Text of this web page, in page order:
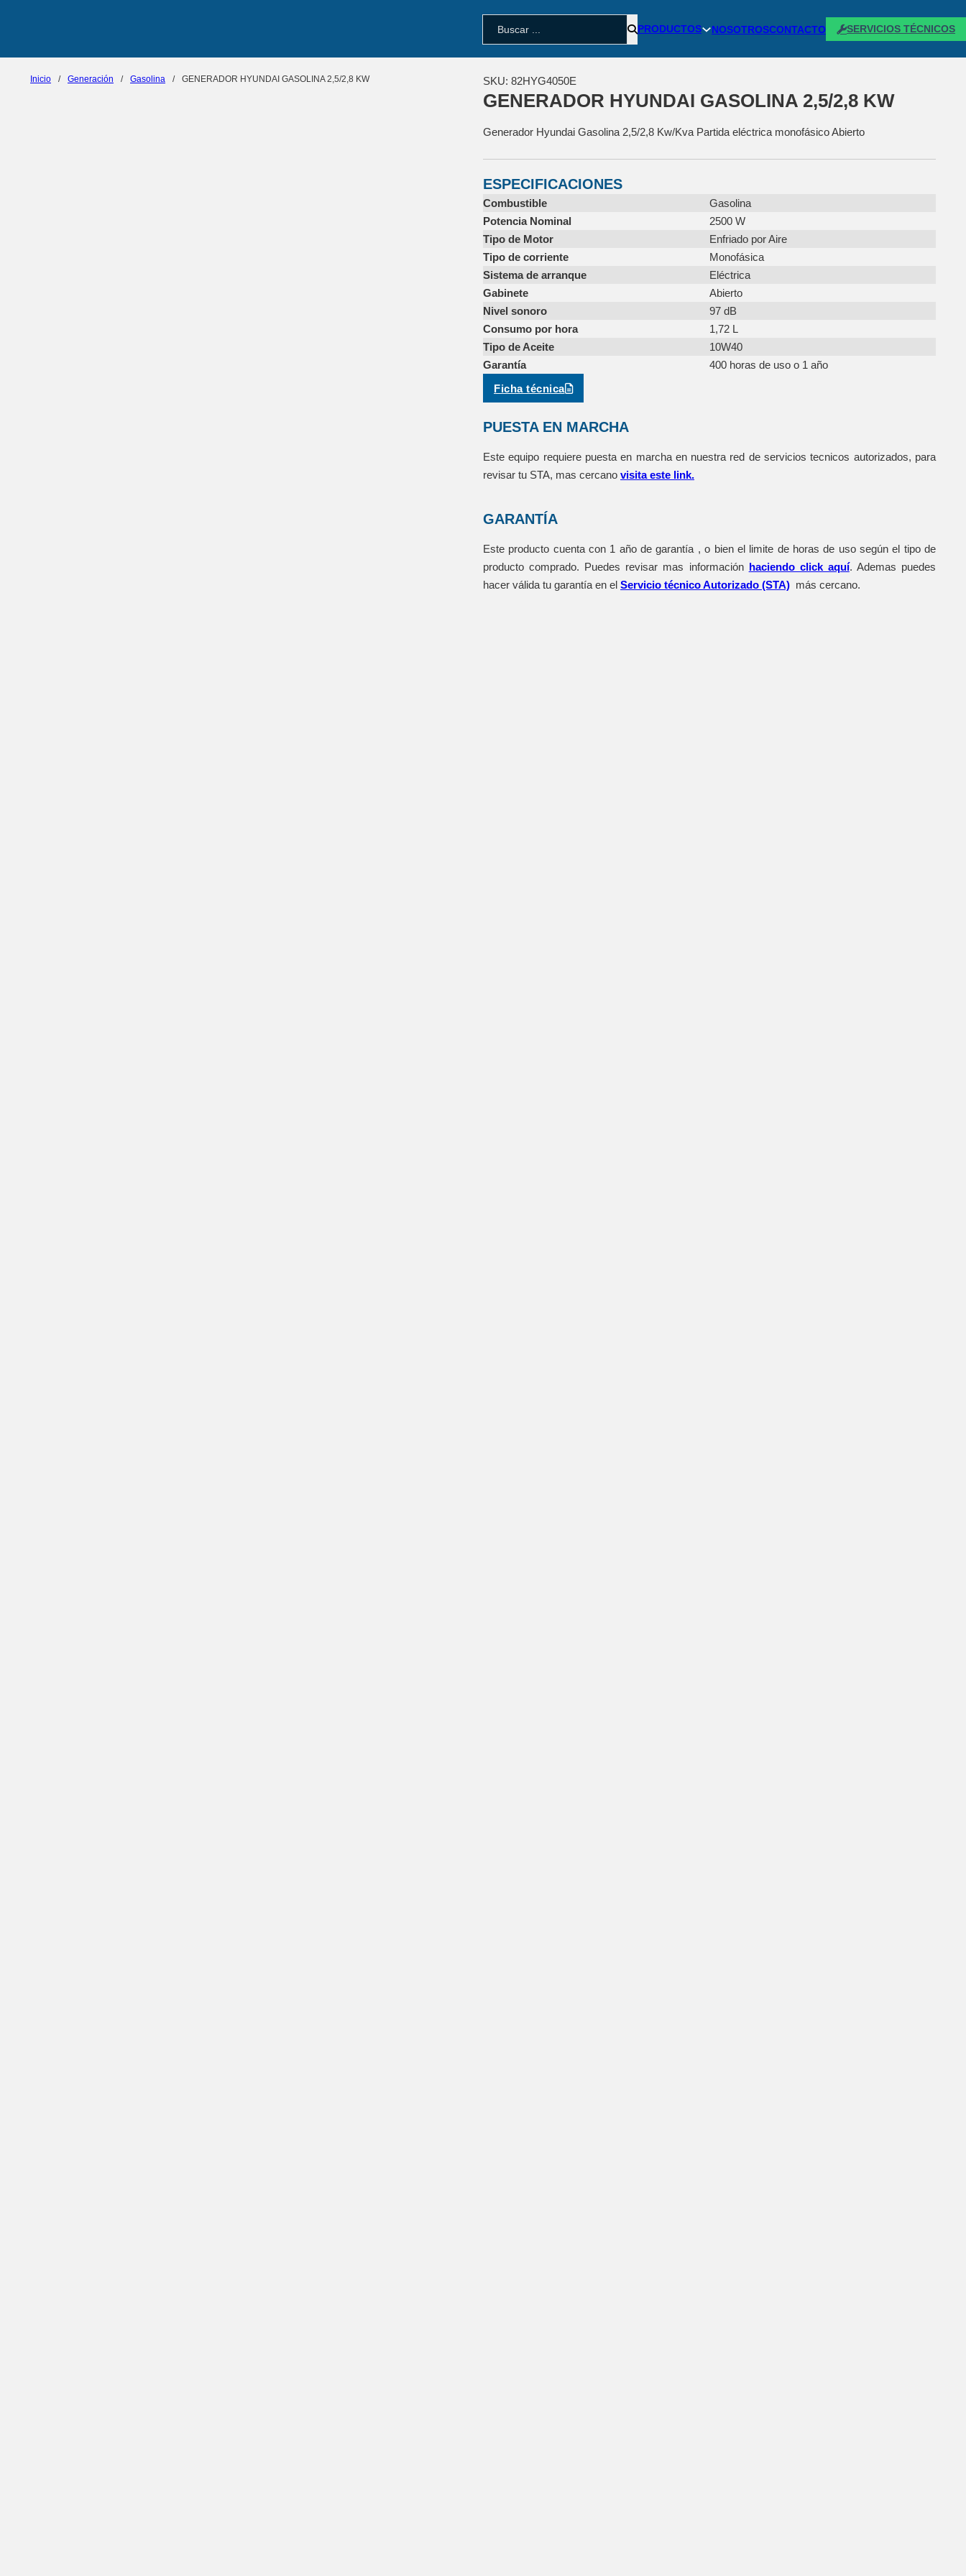
BUSCAR
PRODUCTOS NOSOTROSCONTACTO SERVICIOS TÉCNICOS
Inicio / Generación / Gasolina / GENERADOR HYUNDAI GASOLINA 2,5/2,8 KW SKU: 82HYG4050E
GENERADOR HYUNDAI GASOLINA 2,5/2,8 KW
Generador Hyundai Gasolina 2,5/2,8 Kw/Kva Partida eléctrica monofásico Abierto
ESPECIFICACIONES
Combustible
Gasolina
Potencia Nominal
2500 W
Tipo de Motor
Enfriado por Aire
Tipo de corriente
Monofásica
Sistema de arranque
Eléctrica
Gabinete
Abierto
Nivel sonoro
97 dB
Consumo por hora
1,72 L
Tipo de Aceite
10W40
Garantía
400 horas de uso o 1 año
Ficha técnica
PUESTA EN MARCHA
Este equipo requiere puesta en marcha en nuestra red de servicios tecnicos autorizados, para
revisar tu STA, mas cercano visita este link.
GARANTÍA
Este producto cuenta con 1 año de garantía , o bien el limite de horas de uso según el tipo de
producto comprado. Puedes revisar mas información haciendo click aquí. Ademas puedes
hacer válida tu garantía en el Servicio técnico Autorizado (STA) más cercano.